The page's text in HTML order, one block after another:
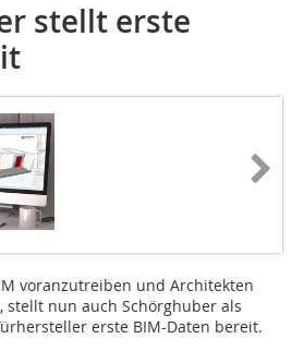
stellt erste
voranzutreiben und Architekten
nun auch Schörghuber als
erste BIM-Daten bereit.